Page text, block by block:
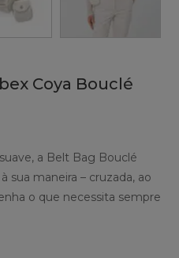
Coya Bouclé
a Belt Bag Bouclé
sua maneira – cruzada, ao
o que necessita sempre